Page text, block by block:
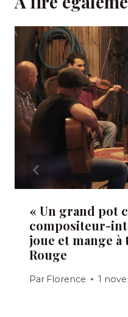
« Un grand pot
compositeur-
joue et mange à
Rouge
Par Florence 1